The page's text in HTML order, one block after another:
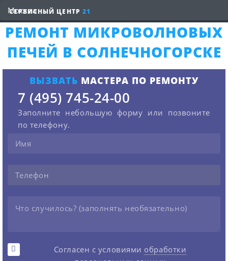
СЕРВИСНЫЙ ЦЕНТР 21
РЕМОНТ МИКРОВОЛНОВЫХ
ПЕЧЕЙ В СОЛНЕЧНОГОРСКЕ
ВЫЗВАТЬ МАСТЕРА ПО РЕМОНТУ
7 (495) 745-24-00
Заполните небольшую форму или позвоните
по телефону.
Согласен с условиями обработки